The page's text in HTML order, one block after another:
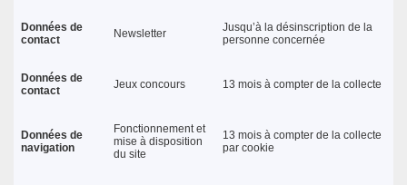
Données de
contact
Newsletter
Jusqu’à la désinscription de la
personne concernée
Données de
contact
Jeux concours 13 mois à compter de la collecte
Données de
navigation
Fonctionnement et
mise à disposition
du site
13 mois à compter de la collecte
par cookie